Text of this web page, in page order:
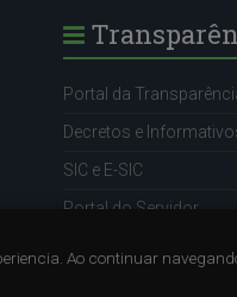
Portal da
Decretos e
SIC e E-SIC
Portal do Servidor
Ao continuar